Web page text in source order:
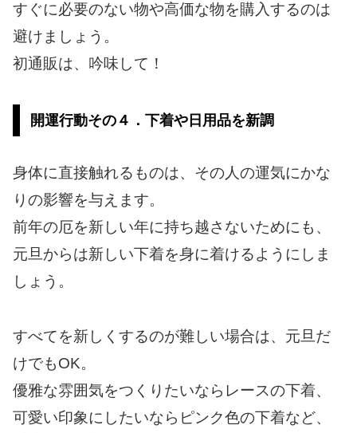
すぐに必要のない物や高価な物を購入するのは
避けましょう。
初通販は、吟味して！
開運行動その４．下着や日用品を新調
身体に直接触れるものは、その人の運気にかな
りの影響を与えます。
前年の厄を新しい年に持ち越さないためにも、
元旦からは新しい下着を身に着けるようにしま
しょう。
すべてを新しくするのが難しい場合は、元旦だ
けでもOK。
優雅な雰囲気をつくりたいならレースの下着、
可愛い印象にしたいならピンク色の下着など、